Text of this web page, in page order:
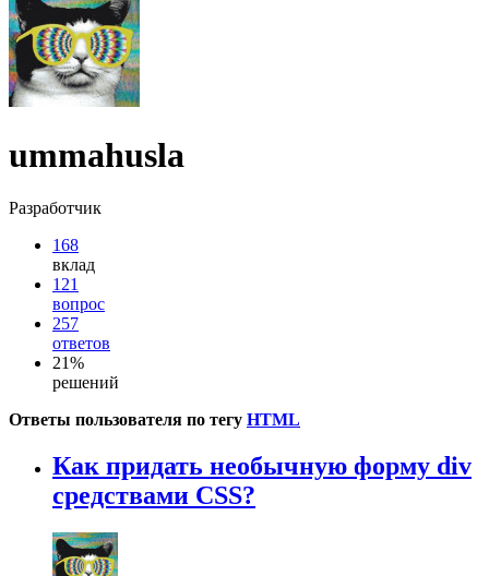
ummahusla
Разработчик
168
вклад
121
вопрос
257
ответов
21%
решений
Ответы пользователя по тегу HTML
Как придать необычную форму div
средствами CSS?